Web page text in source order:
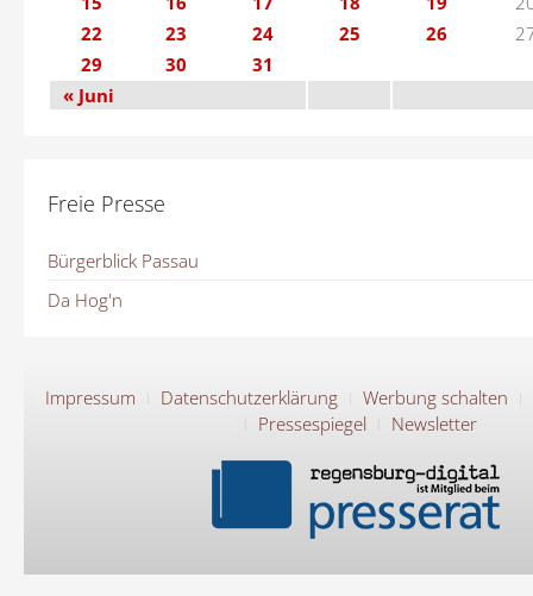
22
23 24 25 26
29
30
31
« Juni
Freie Presse
Bürgerblick Passau
Da Hog'n
Impressum Datenschutzerklärung
Werbung schalten
Pressespiegel
Newsletter